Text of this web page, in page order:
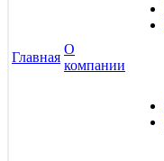
Главная
О
компании